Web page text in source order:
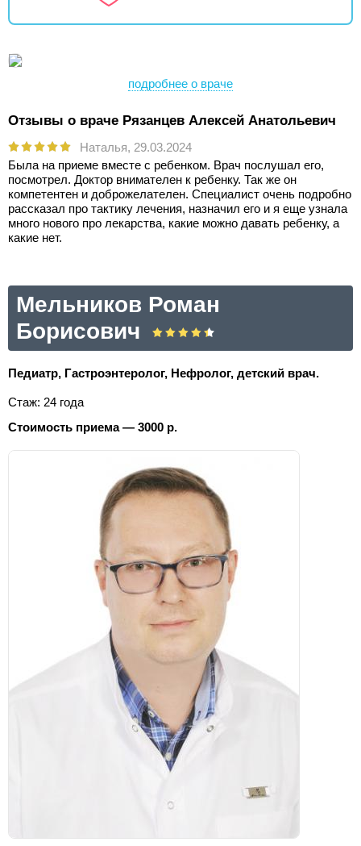
подробнее о враче
Отзывы о враче Рязанцев Алексей Анатольевич
Наталья, 29.03.2024
Была на приеме вместе с ребенком. Врач послушал его,
посмотрел. Доктор внимателен к ребенку. Так же он
компетентен и доброжелателен. Специалист очень подробно
рассказал про тактику лечения, назначил его и я еще узнала
много нового про лекарства, какие можно давать ребенку, а
какие нет.
Мельников Роман
Борисович
Педиатр, Гастроэнтеролог, Нефролог, детский врач.
Стаж: 24 года
Стоимость приема — 3000 р.